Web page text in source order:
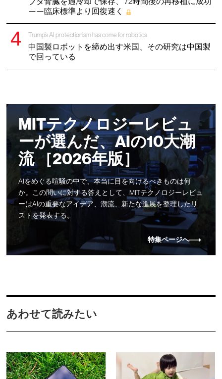
——臨床標準より回復速く
Trump’s AI protectionism has come for robotics
中国製ロボットを締め出す米国、その研究は中国製
で回っている
MITテクノロジーレビュ
ーが選んだ、AIの10大潮
流 ［2026年版］
AIをめぐる喧騒の中で、本当に目を向けるべきものは何
か。この問いに対する答えとして、MITテクノロジーレビュ
ーはAIの重要なアイデア、潮流、新たな進展を整理したリ
ストを発表する。
特集ページへ
あわせて読みたい